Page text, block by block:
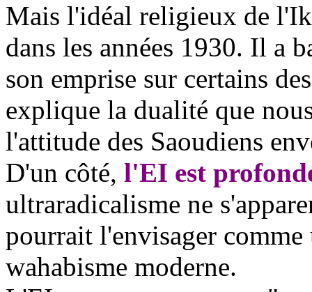
Mais l'idéal religieux de l'
dans les années 1930. Il a
son emprise sur certains
explique la dualité que
l'attitude des Saoudiens
D'un côté, l'EI est
ultraradicalisme ne
pourrait l'envisager
wahabisme moderne.